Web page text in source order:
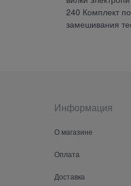
240 Комплект
замешивания
Информация
О магазине
Оплата
Доставка